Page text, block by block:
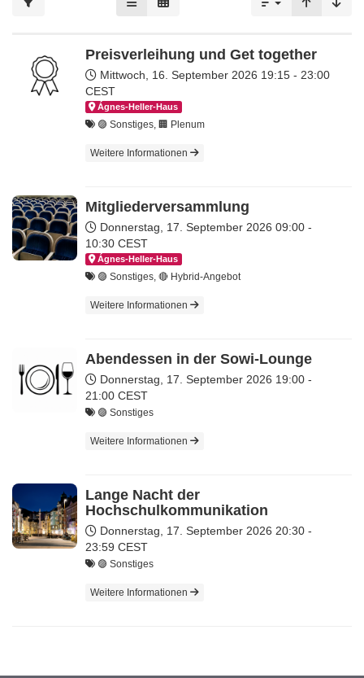
Preisverleihung und Get together
Mittwoch, 16. September 2026 19:15 - 23:00
CEST
Ágnes-Hel­ler-Haus
🟣 Sonstiges, 🏢 Plenum
Weitere Informationen
Mitgliederversammlung
Donnerstag, 17. September 2026 09:00 -
10:30 CEST
Ágnes-Hel­ler-Haus
🟣 Sonstiges, 🔴 Hybrid-Angebot
Weitere Informationen
Abendessen in der Sowi-Lounge
Donnerstag, 17. September 2026 19:00 -
21:00 CEST
🟣 Sonstiges
Weitere Informationen
Lange Nacht der
Hochschulkommunikation
Donnerstag, 17. September 2026 20:30 -
23:59 CEST
🟣 Sonstiges
Weitere Informationen